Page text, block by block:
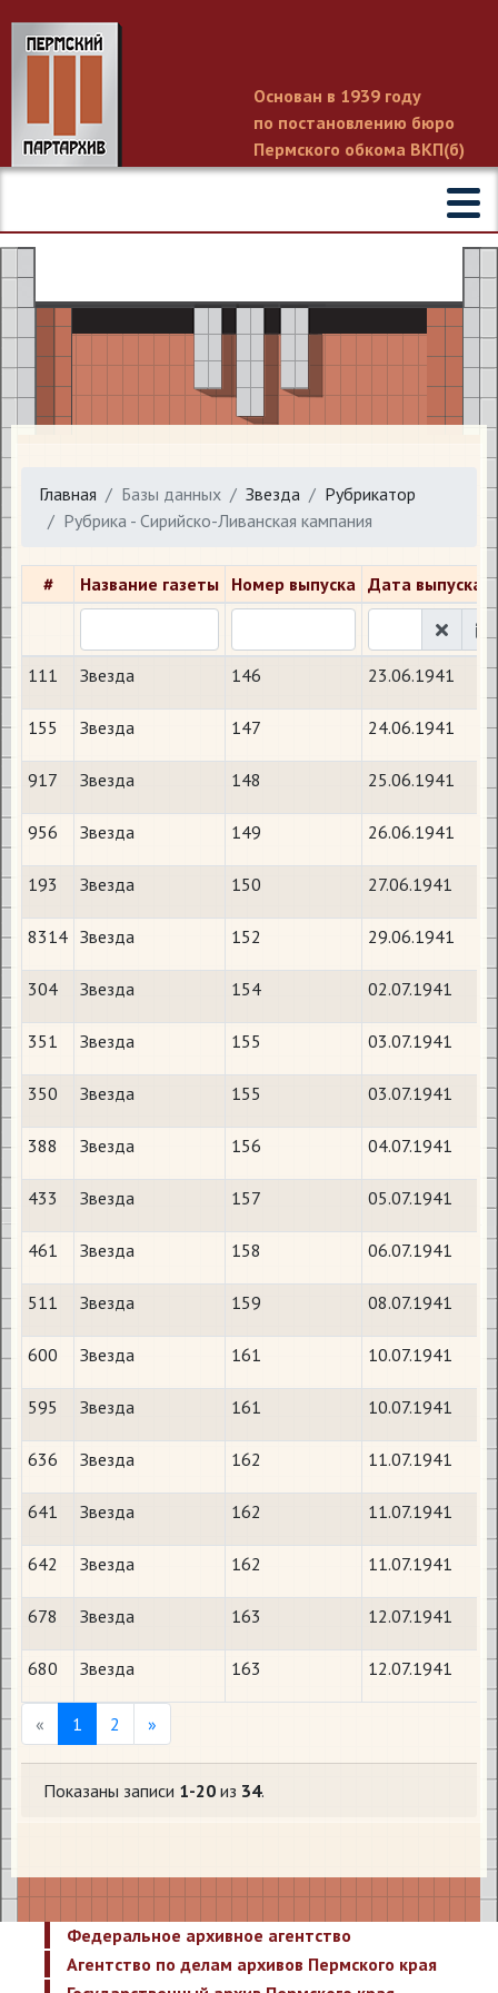
Основан в 1939 году
по постановлению бюро
Пермского обкома ВКП(б)
Главная Базы данных Звезда
Рубрикатор
Рубрика - Сирийско-Ливанская кампания
# Название газеты Номер выпуска Дата выпуска
111 Звезда 146 23.06.1941
155 Звезда 147 24.06.1941
917 Звезда 148 25.06.1941
956 Звезда 149 26.06.1941
193 Звезда 150 27.06.1941
8314 Звезда 152 29.06.1941
304 Звезда 154 02.07.1941
351 Звезда 155 03.07.1941
350 Звезда 155 03.07.1941
388 Звезда 156 04.07.1941
433 Звезда 157 05.07.1941
461 Звезда 158 06.07.1941
511 Звезда 159 08.07.1941
600 Звезда 161 10.07.1941
595 Звезда 161 10.07.1941
636 Звезда 162 11.07.1941
641 Звезда 162 11.07.1941
642 Звезда 162 11.07.1941
678 Звезда 163 12.07.1941
680 Звезда 163 12.07.1941
« Previous
1 2 »
Показаны записи 1-20 из 34.
Федеральное архивное агентство
Агентство по делам архивов Пермского края